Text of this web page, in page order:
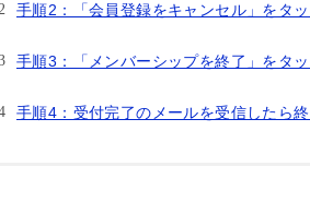
手順2：「会員登録をキャンセル」をタ
手順3：「メンバーシップを終了」をタ
手順4：受付完了のメールを受信したら終